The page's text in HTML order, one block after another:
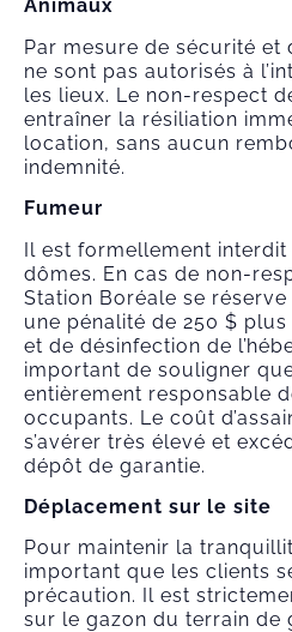
Animaux
Par mesure de sécurité et
ne sont pas autorisés à
les lieux. Le non-respect
entraîner la résiliation
location, sans aucun
indemnité.
Fumeur
Il est formellement
dômes. En cas de non-
Station Boréale se
une pénalité de 250 $
et de désinfection de
important de souligner
entièrement responsable
occupants. Le coût
s’avérer très élevé et
dépôt de garantie.
Déplacement sur le site
Pour maintenir la
important que les clients
précaution. Il est
sur le gazon du terrain de